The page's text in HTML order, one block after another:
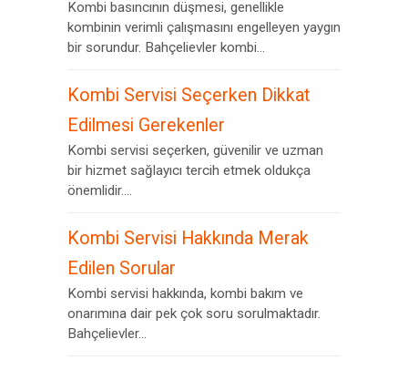
Kombi basıncının düşmesi, genellikle
kombinin verimli çalışmasını engelleyen yaygın
bir sorundur. Bahçelievler kombi...
Kombi Servisi Seçerken Dikkat
Edilmesi Gerekenler
Kombi servisi seçerken, güvenilir ve uzman
bir hizmet sağlayıcı tercih etmek oldukça
önemlidir....
Kombi Servisi Hakkında Merak
Edilen Sorular
Kombi servisi hakkında, kombi bakım ve
onarımına dair pek çok soru sorulmaktadır.
Bahçelievler...